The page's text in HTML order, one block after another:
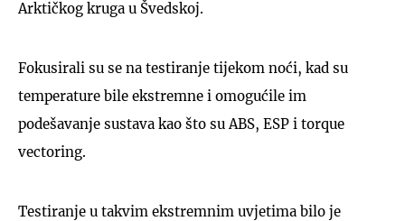
Arktičkog kruga u Švedskoj.
Fokusirali su se na testiranje tijekom noći, kad su
temperature bile ekstremne i omogućile im
podešavanje sustava kao što su ABS, ESP i torque
vectoring.
Testiranje u takvim ekstremnim uvjetima bilo je